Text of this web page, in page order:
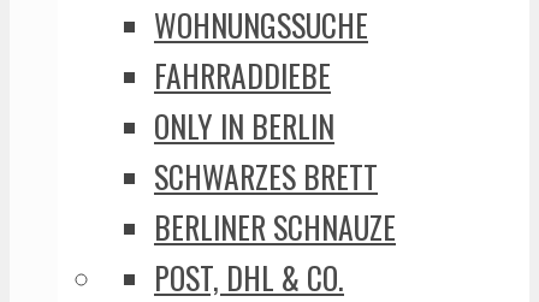
WOHNUNGSSUCHE
FAHRRADDIEBE
ONLY IN BERLIN
SCHWARZES BRETT
BERLINER SCHNAUZE
POST, DHL & CO.